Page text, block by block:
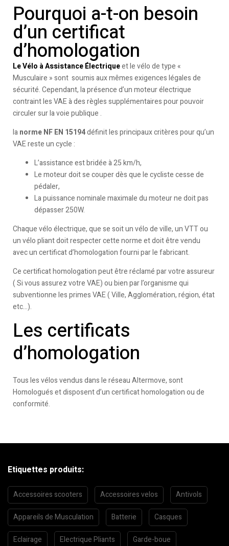
Pourquoi a-t-on besoin
d’un certificat
d’homologation
Le Vélo à Assistance Électriqueet le vélo de type «
Musculaire » sont soumis aux mêmes exigences légales de
sécurité. Cependant, la présence d’un moteur électrique
contraint les VAE à des règles supplémentaires pour pouvoir
circuler sur la voie publique .
lanorme NF EN 15194définit les principaux critères pour qu’un
VAE reste un cycle :
L’assistance est bridée à 25 km/h,
Le moteur doit se couper dès que le cycliste cesse de
pédaler,
La puissance nominale maximale du moteur ne doit pas
dépasser 250W.
Chaque vélo électrique, que se soit un vélo de ville, un VTT ou
un vélo pliant doit respecter cette norme et doit être vendu
avec un certificat d’homologation fourni par le fabricant.
Ce certificat homologation peut être réclamé par votre assureur
( Si vous assurez votre VAE) ou bien par l’organisme qui
subventionne les primes VAE ( Ville, Agglomération, région, état
etc…).
Les certificats
d’homologation
Tous les vélos vendus dans le réseau Altermove, sont
Homologués et disposent d’un certificat homologation ou de
conformité.
Etiquettes produits:
Accessoires scooters Accessoires velos Antivols
Appareils de Musculation Batterie Casques
Eclairage Electrique Pliants Garde-boue